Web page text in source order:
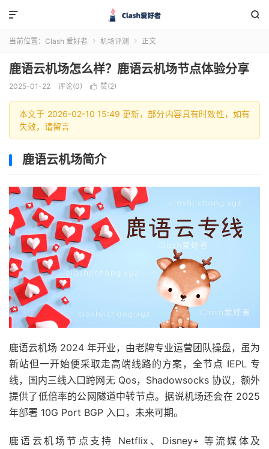


当前位置： Clash 爱好者  机场评测  正文
鹿语云机场怎么样？鹿语云机场节点体验分享
2025-01-22 评论(0)  赞(2)
本文于 2026-02-10 15:49 更新，部分内容具有时效性，如有
失效，请留言
鹿语云机场简介
鹿语云机场 2024 年开业，由老牌专业运营团队操盘，虽为
新站但一开始便采取走高端线路的方案，全节点 IEPL 专
线，国内三线入口跨网无 Qos，Shadowsocks 协议，额外
提供了低倍率的公网隧道中转节点。据说机场还会在 2025
年部署 10G Port BGP 入口，未来可期。
鹿语云机场节点支持 Netflix、Disney+ 等流媒体及